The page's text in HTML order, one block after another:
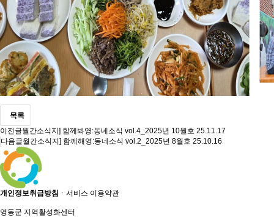
목록
이전글월간소식지] 함께봐영:동네소식 vol.4_2025년 10월호 25.11.17
다음글월간소식지] 함께해영:동네소식 vol.2_2025년 8월호 25.10.16
개인정보취급방침 ㆍ 서비스 이용약관
영동군 지역활성화센터